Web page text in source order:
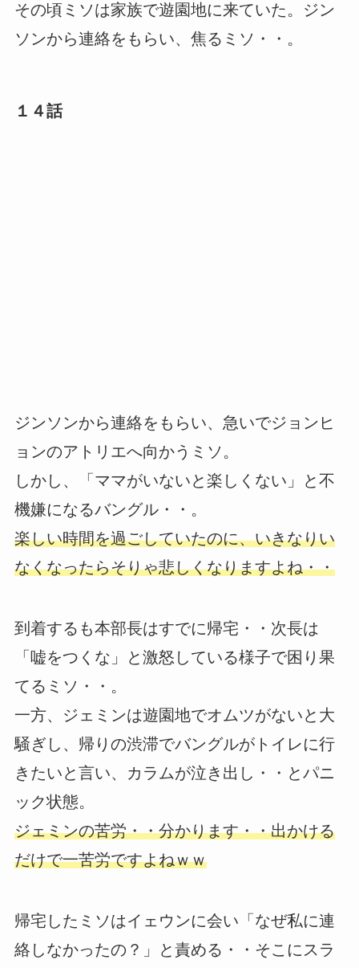
その頃ミソは家族で遊園地に来ていた。ジン
ソンから連絡をもらい、焦るミソ・・。
１４話
ジンソンから連絡をもらい、急いでジョンヒ
ョンのアトリエへ向かうミソ。
しかし、「ママがいないと楽しくない」と不
機嫌になるバングル・・。
楽しい時間を過ごしていたのに、いきなりい
なくなったらそりゃ悲しくなりますよね・・
到着するも本部長はすでに帰宅・・次長は
「嘘をつくな」と激怒している様子で困り果
てるミソ・・。
一方、ジェミンは遊園地でオムツがないと大
騒ぎし、帰りの渋滞でバングルがトイレに行
きたいと言い、カラムが泣き出し・・とパニ
ック状態。
ジェミンの苦労・・分かります・・出かける
だけで一苦労ですよねｗｗ
帰宅したミソはイェウンに会い「なぜ私に連
絡しなかったの？」と責める・・そこにスラ